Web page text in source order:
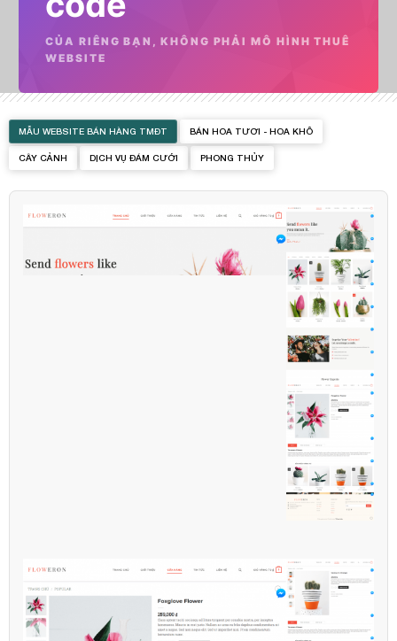
CỦA RIÊNG BẠN, KHÔNG PHẢI MÔ HÌNH THUÊ
WEBSITE
MẪU WEBSITE BÁN HÀNG TMĐT BÁN HOA TƯƠI - HOA KHÔ
CÂY CẢNH DỊCH VỤ ĐÁM CƯỚI PHONG THỦY